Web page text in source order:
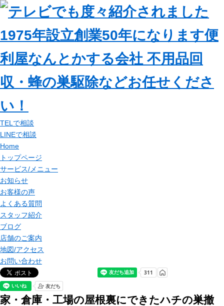
TELで相談
LINEで相談
Home
トップページ
サービス/メニュー
お知らせ
お客様の声
よくある質問
スタッフ紹介
ブログ
店舗のご案内
地図/アクセス
お問い合わせ
家・倉庫・工場の屋根裏にできたハチの巣撤